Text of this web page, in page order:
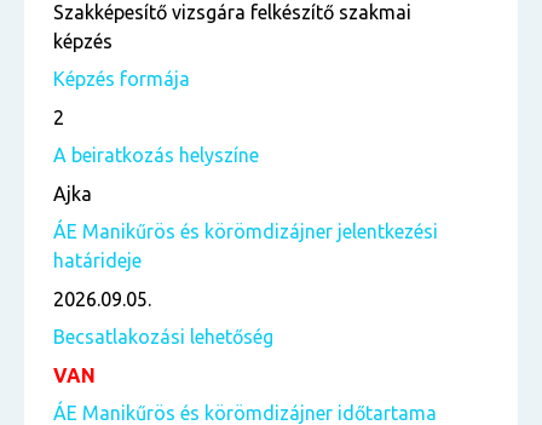
Szakképesítő vizsgára felkészítő szakmai
képzés
Képzés formája
2
A beiratkozás helyszíne
Ajka
ÁE Manikűrös és körömdizájner jelentkezési
határideje
2026.09.05.
Becsatlakozási lehetőség
VAN
ÁE Manikűrös és körömdizájner időtartama